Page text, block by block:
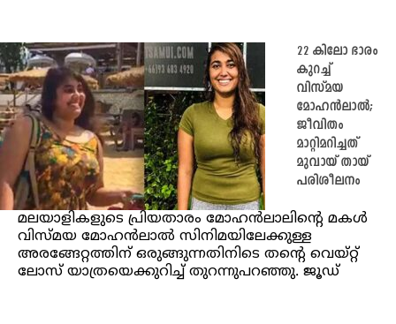
22 കിലോ ഭാരം
കുറച്ച്
വിസ്മയ
മോഹൻലാൽ;
ജീവിതം
മാറ്റിമറിച്ചത്
മുവായ് തായ്
പരിശീലനം
മലയാളികളുടെ പ്രിയതാരം മോഹൻലാലിന്റെ മകൾ
വിസ്മയ മോഹൻലാൽ സിനിമയിലേക്കുള്ള
അരങ്ങേറ്റത്തിന് ഒരുങ്ങുന്നതിനിടെ തന്റെ വെയ്റ്റ്
ലോസ് യാത്രയെക്കുറിച്ച് തുറന്നുപറഞ്ഞു. ജൂഡ്